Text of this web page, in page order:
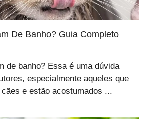
De Banho? Guia Completo
de banho? Essa é uma dúvida
especialmente aqueles que
e estão acostumados ...